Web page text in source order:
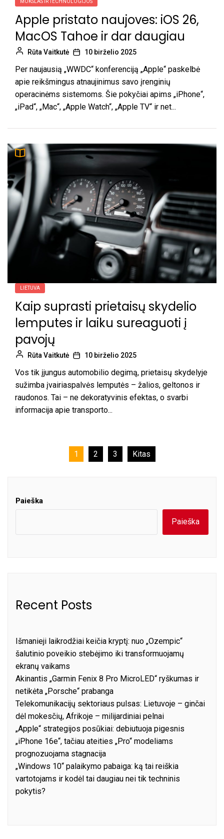
MOKSLAS IR TECHNOLOGIJOS
Apple pristato naujoves: iOS 26,
MacOS Tahoe ir dar daugiau
Rūta Vaitkutė 10 birželio 2025
Per naujausią „WWDC“ konferenciją „Apple“ paskelbė
apie reikšmingus atnaujinimus savo įrenginių
operacinėms sistemoms. Šie pokyčiai apims „iPhone“,
„iPad“, „Mac“, „Apple Watch“, „Apple TV“ ir net...
LIETUVA
Kaip suprasti prietaisų skydelio
lemputes ir laiku sureaguoti į
pavojų
Rūta Vaitkutė 10 birželio 2025
Vos tik įjungus automobilio degimą, prietaisų skydelyje
sužimba įvairiaspalvės lemputės – žalios, geltonos ir
raudonos. Tai – ne dekoratyvinis efektas, o svarbi
informacija apie transporto...
1 2 3 Kitas
Paieška
Paieška
Recent Posts
Išmanieji laikrodžiai keičia kryptį: nuo „Ozempic“
šalutinio poveikio stebėjimo iki transformuojamų
ekranų vaikams
Akinantis „Garmin Fenix 8 Pro MicroLED“ ryškumas ir
netikėta „Porsche“ prabanga
Telekomunikacijų sektoriaus pulsas: Lietuvoje – ginčai
dėl mokesčių, Afrikoje – milijardiniai pelnai
„Apple“ strategijos posūkiai: debiutuoja pigesnis
„iPhone 16e“, tačiau ateities „Pro“ modeliams
prognozuojama stagnacija
„Windows 10“ palaikymo pabaiga: ką tai reiškia
vartotojams ir kodėl tai daugiau nei tik techninis
pokytis?